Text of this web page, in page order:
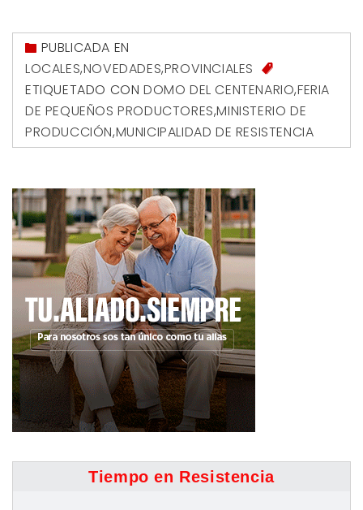
PUBLICADA EN
LOCALES,NOVEDADES,PROVINCIALES
ETIQUETADO CON DOMO DEL CENTENARIO,FERIA
DE PEQUEÑOS PRODUCTORES,MINISTERIO DE
PRODUCCIÓN,MUNICIPALIDAD DE RESISTENCIA
Tiempo en Resistencia